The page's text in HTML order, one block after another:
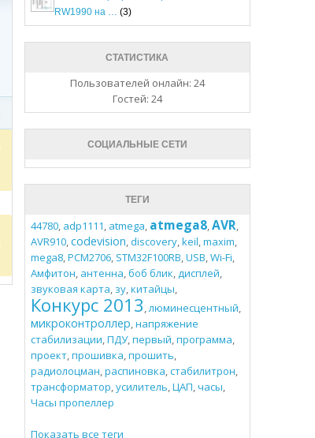
RW1990 на … (3)
СТАТИСТИКА
Пользователей онлайн: 24
Гостей: 24
СОЦИАЛЬНЫЕ СЕТИ
ТЕГИ
44780, adp1111, atmega, atmega8,AVR,
AVR910,codevision,discovery,keil,maxim,
mega8,PCM2706, STM32F100RB,USB,Wi-Fi,
Амфитон, антенна,боб блик,дисплей,
звуковая карта, зу,китайцы,
Конкурс 2013,люминесцентный,
микроконтроллер,напряжение
стабилизации,ПДУ,первый,программа,
проект,прошивка,прошить,
радиолоцман,распиновка,стабилитрон,
трансформатор,усилитель,ЦАП,часы,
Часы пропеллер
Показать все теги